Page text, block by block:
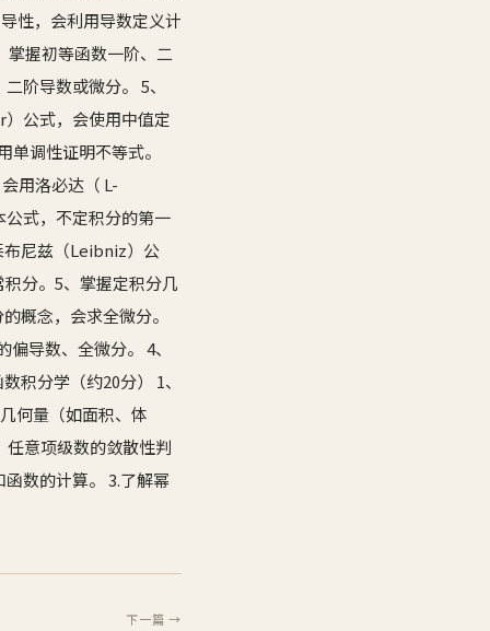
性，会利用导数定义计
掌握初等函数一阶、二
阶导数或微分。 5、
公式，会使用中值定
调性证明不等式。
用洛必达（ L-
式，不定积分的第一
尼兹（Leibniz）公
分。5、掌握定积分几
概念，会求全微分。
导数、全微分。 4、
积分学（约20分） 1、
何量（如面积、体
任意项级数的敛散性判
数的计算。 3.了解幂
下一篇 →